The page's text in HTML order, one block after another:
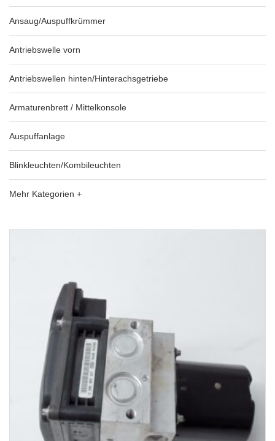
Ansaug/Auspuffkrümmer
Antriebswelle vorn
Antriebswellen hinten/Hinterachsgetriebe
Armaturenbrett / Mittelkonsole
Auspuffanlage
Blinkleuchten/Kombileuchten
Mehr Kategorien +